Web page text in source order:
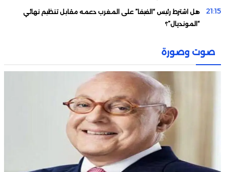
21:15
هل اشترط رئيس “الفيفا” على المغرب دعمه مقابل تنظيم نهائي
“المونديال”؟
18:29
نيسان مصر تبدأ مبيعات “نيسان ماجنيت” المجمعة محليًا، وتُعِيد
صوت وصورة